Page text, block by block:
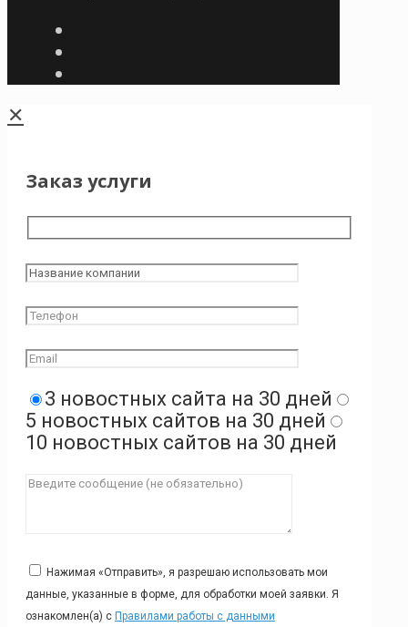
✕
Заказ услуги
3 новостных сайта на 30 дней
5 новостных сайтов на 30 дней
10 новостных сайтов на 30 дней
Нажимая «Отправить», я разрешаю использовать мои
данные, указанные в форме, для обработки моей заявки. Я
ознакомлен(а) с Правилами работы с данными